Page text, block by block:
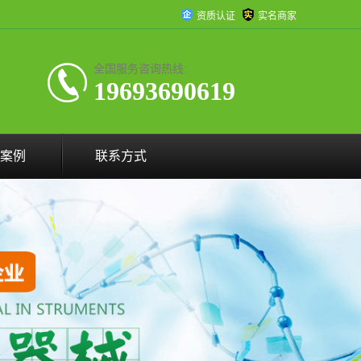
资质认证 实名商家
全国服务咨询热线:
19693690619
例 联系方式